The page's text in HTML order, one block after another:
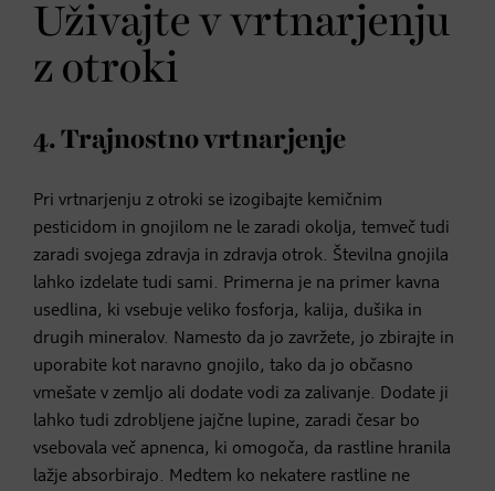
Uživajte v vrtnarjenju
z otroki
4. Trajnostno vrtnarjenje
Pri vrtnarjenju z otroki se izogibajte kemičnim
pesticidom in gnojilom ne le zaradi okolja, temveč tudi
zaradi svojega zdravja in zdravja otrok. Številna gnojila
lahko izdelate tudi sami. Primerna je na primer kavna
usedlina, ki vsebuje veliko fosforja, kalija, dušika in
drugih mineralov. Namesto da jo zavržete, jo zbirajte in
uporabite kot naravno gnojilo, tako da jo občasno
vmešate v zemljo ali dodate vodi za zalivanje. Dodate ji
lahko tudi zdrobljene jajčne lupine, zaradi česar bo
vsebovala več apnenca, ki omogoča, da rastline hranila
lažje absorbirajo. Medtem ko nekatere rastline ne